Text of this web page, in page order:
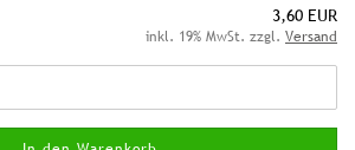
3,60 EUR
inkl. 19% MwSt. zzgl. Versand